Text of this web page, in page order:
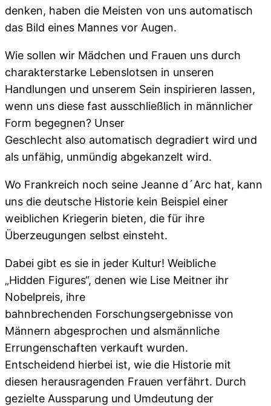
denken, haben die Meisten von uns automatisch
das Bild eines Mannes vor Augen.
Wie sollen wir Mädchen und Frauen uns durch
charakterstarke Lebenslotsen in unseren
Handlungen und unserem Sein inspirieren lassen,
wenn uns diese fast ausschließlich in männlicher
Form begegnen? Unser
Geschlecht also automatisch degradiert wird und
als unfähig, unmündig abgekanzelt wird.
Wo Frankreich noch seine Jeanne d´Arc hat, kann
uns die deutsche Historie kein Beispiel einer
weiblichen Kriegerin bieten, die für ihre
Überzeugungen selbst einsteht.
Dabei gibt es sie in jeder Kultur! Weibliche
„Hidden Figures“, denen wie Lise Meitner ihr
Nobelpreis, ihre
bahnbrechenden Forschungsergebnisse von
Männern abgesprochen und alsmännliche
Errungenschaften verkauft wurden.
Entscheidend hierbei ist, wie die Historie mit
diesen herausragenden Frauen verfährt. Durch
gezielte Aussparung und Umdeutung der